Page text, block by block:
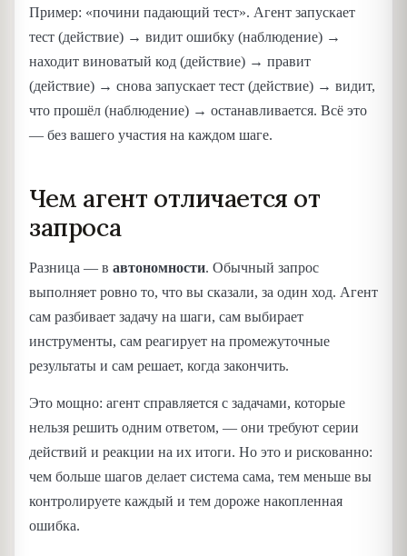
Пример: «почини падающий тест». Агент запускает
тест (действие) → видит ошибку (наблюдение) →
находит виноватый код (действие) → правит
(действие) → снова запускает тест (действие) → видит,
что прошёл (наблюдение) → останавливается. Всё это
— без вашего участия на каждом шаге.
Чем агент отличается от
запроса
Разница — в автономности. Обычный запрос
выполняет ровно то, что вы сказали, за один ход. Агент
сам разбивает задачу на шаги, сам выбирает
инструменты, сам реагирует на промежуточные
результаты и сам решает, когда закончить.
Это мощно: агент справляется с задачами, которые
нельзя решить одним ответом, — они требуют серии
действий и реакции на их итоги. Но это и рискованно:
чем больше шагов делает система сама, тем меньше вы
контролируете каждый и тем дороже накопленная
ошибка.